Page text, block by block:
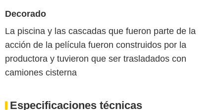
Decorado
La piscina y las cascadas que fueron parte de la
acción de la película fueron construidos por la
productora y tuvieron que ser trasladados con
camiones cisterna
Especificaciones técnicas